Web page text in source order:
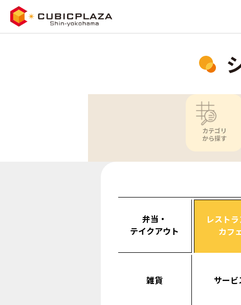
カテゴリ
から探す
弁当・
テイクアウト
レストラ
カフ
雑貨 サービ